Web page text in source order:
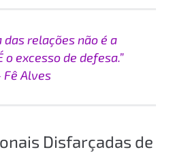
relações não é a
o excesso de defesa.”
Alves
Disfarçadas de